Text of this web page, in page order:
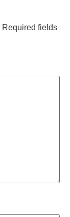
Required fields